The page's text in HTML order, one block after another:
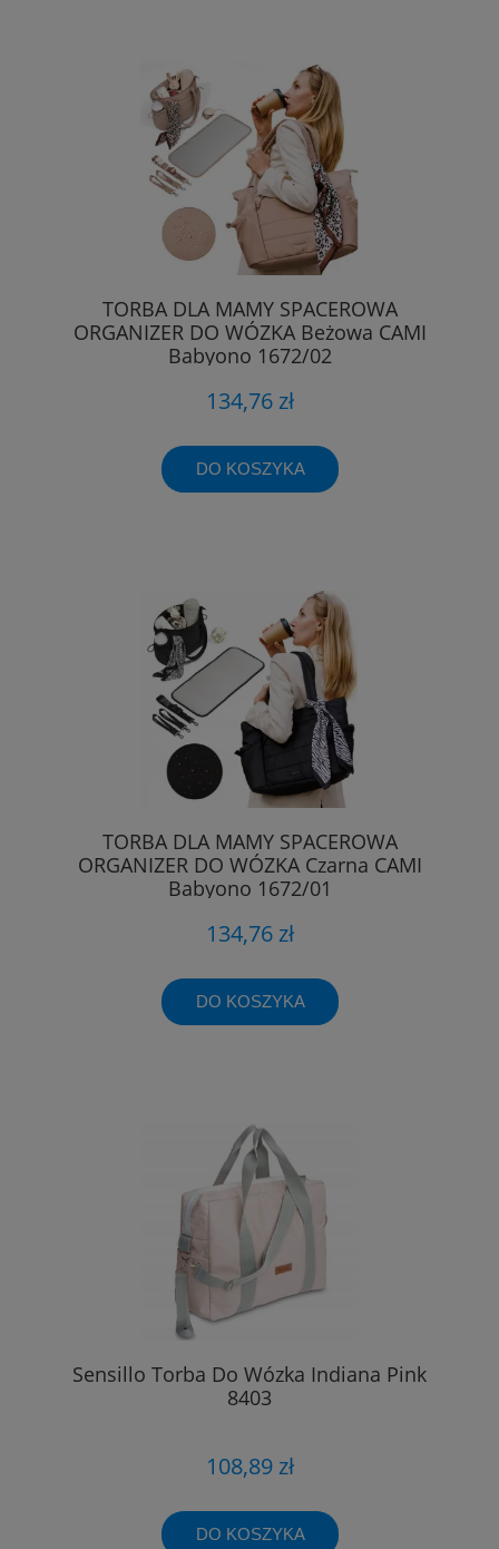
TORBA DLA MAMY SPACEROWA
ORGANIZER DO WÓZKA Beżowa CAMI
Babyono 1672/02
134,76 zł
DO KOSZYKA
TORBA DLA MAMY SPACEROWA
ORGANIZER DO WÓZKA Czarna CAMI
Babyono 1672/01
134,76 zł
DO KOSZYKA
Sensillo Torba Do Wózka Indiana Pink
8403
108,89 zł
DO KOSZYKA